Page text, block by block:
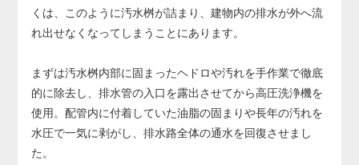
ラーでも貫通できないほど硬化した状態になることがあ
り、その場合は配管の交換が必要になります。
大きくなるため、早めの対応が非常に重要です。
くは、このように汚水桝が詰まり、建物内の排水が外へ流
れ出せなくなってしまうことにあります。
まずは汚水桝内部に固まったヘドロや汚れを手作業で徹底
的に除去し、排水管の入口を露出させてから高圧洗浄機を
使用。配管内に付着していた油脂の固まりや長年の汚れを
水圧で一気に剥がし、排水路全体の通水を回復させまし
た。